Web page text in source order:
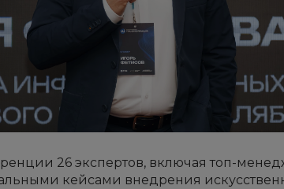
26 экспертов, включая топ-
кейсами внедрения